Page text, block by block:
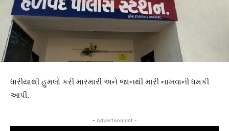
ધારીયાથી હુમલો કરી મારમારી અને જાનથી મારી નાખવાની ધમકી
આપી.
- Advertisement -